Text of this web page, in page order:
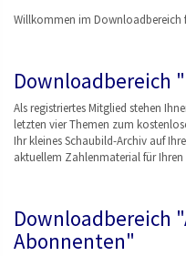
Willkommen im Downloadbereich
Downloadbereich
Als registriertes Mitglied stehen
letzten vier Themen zum
Ihr kleines Schaubild-Archiv auf
aktuellem Zahlenmaterial für Ihren
Downloadbereich
Abonnenten"